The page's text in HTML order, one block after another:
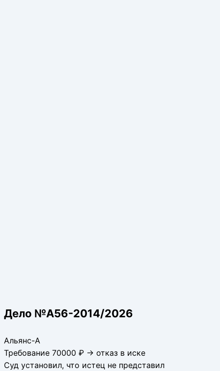
Дело №А56-2014/2026
Альянс-А
Требование 70000 ₽ → отказ в иске
Суд установил, что истец не представил